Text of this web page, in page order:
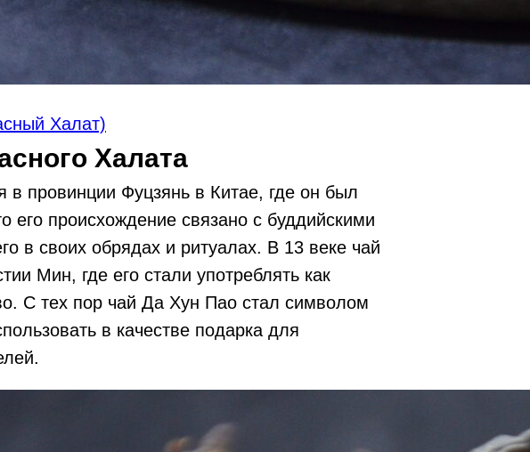
Халат)
Халата
в провинции Фуцзянь в Китае, где он был
его происхождение связано с буддийскими
в своих обрядах и ритуалах. В 13 веке чай
Мин, где его стали употреблять как
С тех пор чай Да Хун Пао стал символом
в качестве подарка для